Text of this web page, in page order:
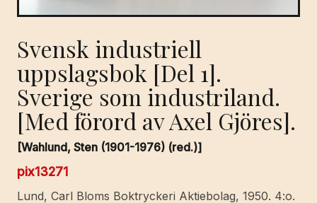
Svensk industriell
uppslagsbok [Del 1].
Sverige som industriland.
[Med förord av Axel Gjöres].
[Wahlund, Sten (1901-1976) (red.)]
pix13271
Lund, Carl Bloms Boktryckeri Aktiebolag, 1950. 4:o.